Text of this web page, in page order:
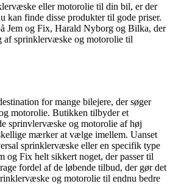
eller motorolie til din bil, er der
kan finde disse produkter til gode priser.
Jem og Fix, Harald Nyborg og Bilka, der
af sprinklervæske og motorolie til
for mange bilejere, der søger
motorolie. Butikken tilbyder et
sprinvlervæske og motorolie af høj
mærker at vælge imellem. Uanset
sprinklervæske eller en specifik type
og Fix helt sikkert noget, der passer til
fordel af de løbende tilbud, der gør det
og motorolie til endnu bedre